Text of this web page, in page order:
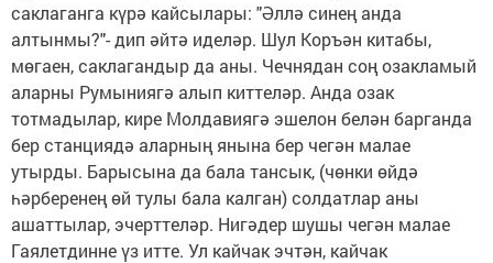
саклаганга күрә кайсылары: "Әллә синең анда
алтынмы?"- дип әйтә иделәр. Шул Коръән китабы,
мөгаен, саклагандыр да аны. Чечнядан соң озакламый
аларны Румыниягә алып киттеләр. Анда озак
тотмадылар, кире Молдавиягә эшелон белән барганда
бер станциядә аларның янына бер чегән малае
утырды. Барысына да бала тансык, (чөнки өйдә
һәрберенең өй тулы бала калган) солдатлар аны
ашаттылар, эчерттеләр. Нигәдер шушы чегән малае
Гаялетдинне үз итте. Ул кайчак эчтән, кайчак